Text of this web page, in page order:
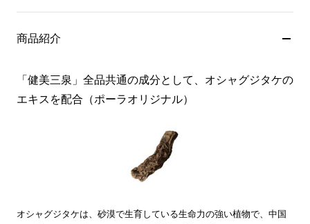
商品紹介
「健美三泉」全品共通の成分として、オシャグジタケの
エキスを配合（ポーラオリジナル）
オシャグジタケは、砂漠で生育している生命力の強い植物で、中国